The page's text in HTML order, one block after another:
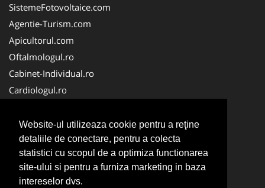
Website-ul utilizeaza cookie pentru a reţine
detaliile de conectare, pentru a colecta
statistici cu scopul de a optimiza functionarea
site-ului si pentru a furniza marketing in baza
intereselor dvs.
SistemeFotovoltaice.com
Agentie-Turism.com
Apicultorul.com
Oftalmologul.ro
Cabinet-Individual.ro
Cardiologul.ro
CramaVinuri.ro
Centru-Copiere.ro
CentruInchirieri.ro
Medic-Bun.com